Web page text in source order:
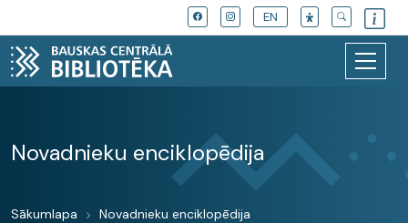
EN
Novadnieku enciklopēdija
Sākumlapa Novadnieku enciklopēdija